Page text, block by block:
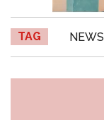
TAG NEWS